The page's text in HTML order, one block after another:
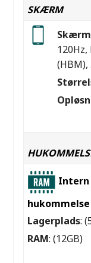
SKÆRM
Intern
hukommelse
Lagerplads:
RAM: (12GB)